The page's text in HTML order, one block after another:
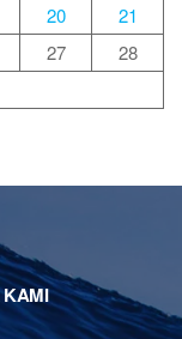
20
21
27
28